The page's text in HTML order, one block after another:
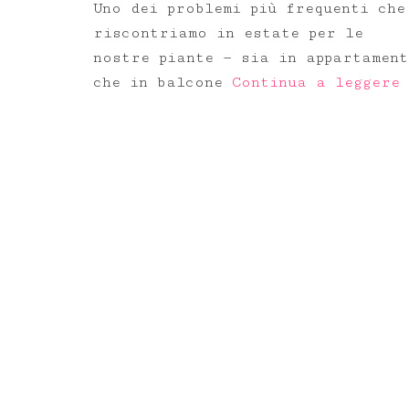
Uno dei problemi più frequenti che
riscontriamo in estate per le
nostre piante — sia in
che in balcone Continua a leggere